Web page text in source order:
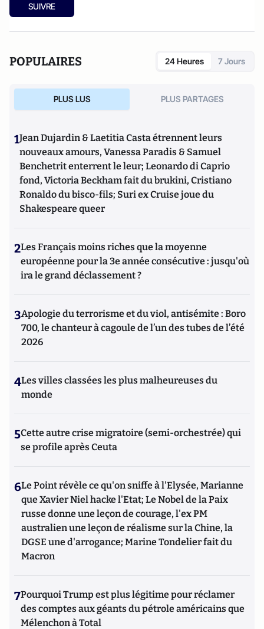
SUIVRE
POPULAIRES 24 Heures 7 Jours
PLUS LUS PLUS PARTAGES
1Jean Dujardin & Laetitia Casta étrennent leurs
nouveaux amours, Vanessa Paradis & Samuel
Benchetrit enterrent le leur; Leonardo di Caprio
fond, Victoria Beckham fait du brukini, Cristiano
Ronaldo du bisco-fils; Suri ex Cruise joue du
Shakespeare queer
2Les Français moins riches que la moyenne
européenne pour la 3e année consécutive : jusqu'où
ira le grand déclassement ?
3Apologie du terrorisme et du viol, antisémite : Boro
700, le chanteur à cagoule de l’un des tubes de l’été
2026
4Les villes classées les plus malheureuses du
monde
5Cette autre crise migratoire (semi-orchestrée) qui
se profile après Ceuta
6Le Point révèle ce qu'on sniffe à l'Elysée, Marianne
que Xavier Niel hacke l'Etat; Le Nobel de la Paix
russe donne une leçon de courage, l'ex PM
australien une leçon de réalisme sur la Chine, la
DGSE une d'arrogance; Marine Tondelier fait du
Macron
7Pourquoi Trump est plus légitime pour réclamer
des comptes aux géants du pétrole américains que
Mélenchon à Total